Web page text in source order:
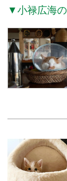
▼小禄広海